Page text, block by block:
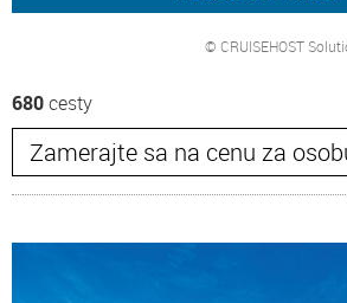
© CRUISEHOST
680cesty